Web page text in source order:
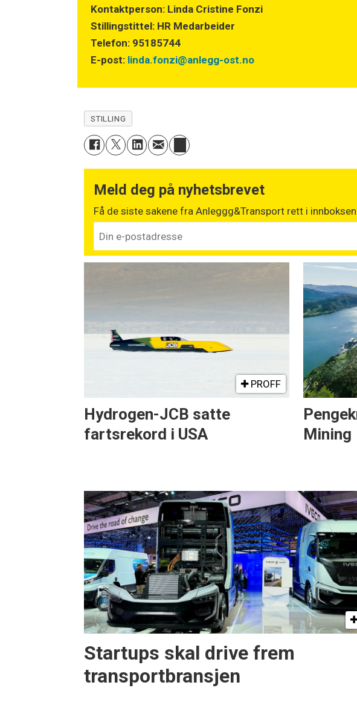
Kontaktperson: Linda Cristine Fonzi
Stillingstittel: HR Medarbeider
Telefon: 95185744
E-post: linda.fonzi@anlegg-ost.no
STILLING
Meld deg på nyhetsbrevet
Få de siste sakene fra Anleggg&Transport rett i innboksen
PROFF
Hydrogen-JCB satte
fartsrekord i USA
Mining
Startups skal drive frem
transportbransjen